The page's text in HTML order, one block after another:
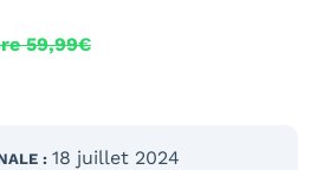
59,99€
: 18 juillet 2024